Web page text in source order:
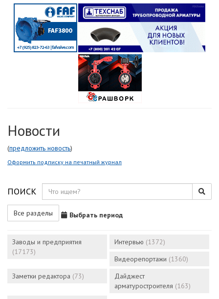
Новости
(предложить новость)
Оформить подписку на печатный журнал
ПОИСК
Все разделы Выбрать период
Заводы и предприятия
(17173)
Интервью (1372)
Видеорепортажи (1360)
Заметки редактора (73)
Дайджест
арматуростроителя (163)